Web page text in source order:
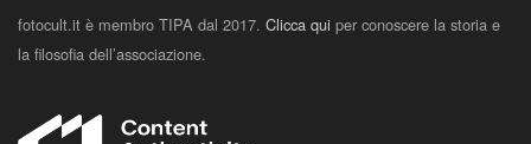
fotocult.it è membro TIPA dal 2017. Clicca qui per conoscere la storia e
la filosofia dell’associazione.